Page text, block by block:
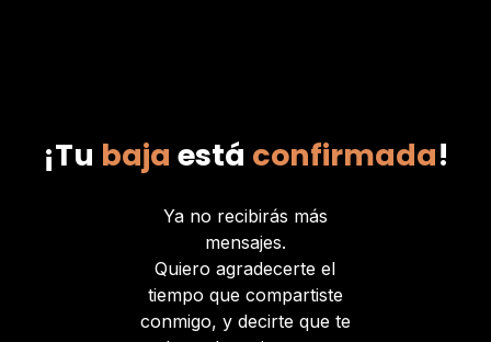
¡Tu baja está confirmada!
Ya no recibirás más
mensajes.
Quiero agradecerte el
tiempo que compartiste
conmigo, y decirte que te